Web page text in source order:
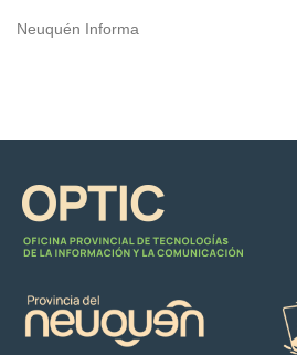
Neuquén Informa